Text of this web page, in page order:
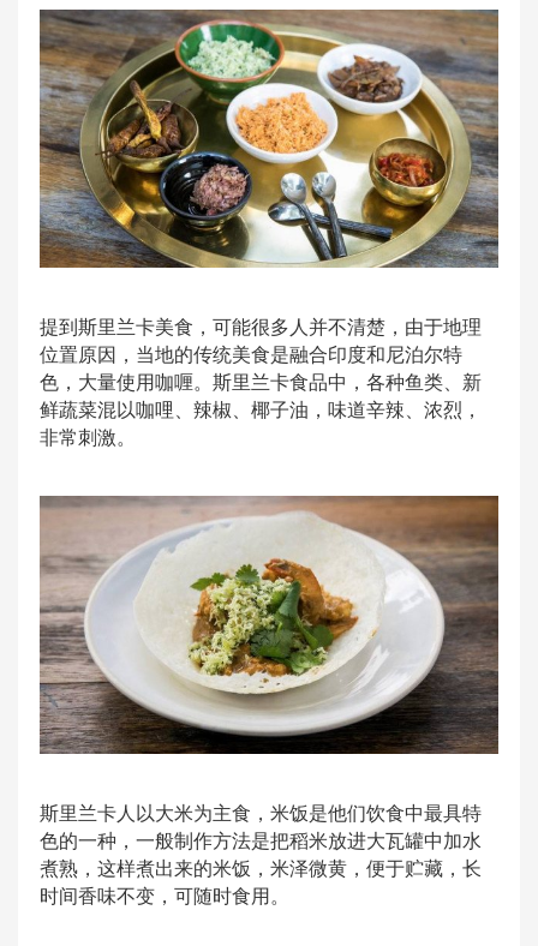
提到斯里兰卡美食，可能很多人并不清楚，由于地理
位置原因，当地的传统美食是融合印度和尼泊尔特
色，大量使用咖喱。斯里兰卡食品中，各种鱼类、新
鲜蔬菜混以咖哩、辣椒、椰子油，味道辛辣、浓烈，
非常刺激。
斯里兰卡人以大米为主食，米饭是他们饮食中最具特
色的一种，一般制作方法是把稻米放进大瓦罐中加水
煮熟，这样煮出来的米饭，米泽微黄，便于贮藏，长
时间香味不变，可随时食用。